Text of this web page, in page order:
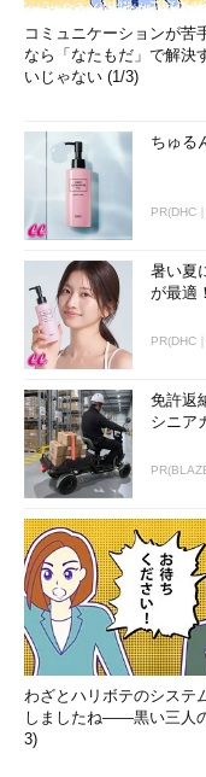
コミュニケーションが
なら「なたもだ」で解決
いじゃない (1/3)
ちゅる
PR(DHC
暑い夏
が最適！
PR(DHC
免許返
シニア
わざとハリボテのシステ
しましたね――黒い三人
3)